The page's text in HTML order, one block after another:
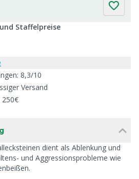
Staffelpreise
8,3/10
Versand
250€
dient als Ablenkung und
und Aggressionsprobleme wie